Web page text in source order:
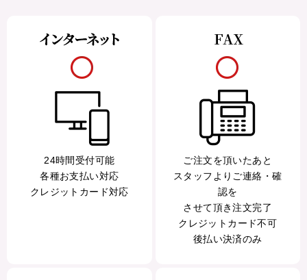
24時間受付可能
各種お支払い対応
クレジットカード対応
ご注文を頂いたあと
スタッフよりご連絡・確
認を
させて頂き注文完了
クレジットカード不可
後払い決済のみ